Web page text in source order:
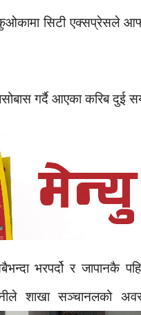
सिटी एक्सप्रेसले
गर्दै आएका करिब दुई
भरपर्दो र जापानकै
शाखा सञ्चानलको